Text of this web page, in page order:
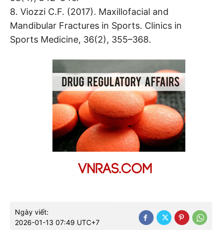
8. Viozzi C.F. (2017). Maxillofacial and
Mandibular Fractures in Sports. Clinics in
Sports Medicine, 36(2), 355–368.
Ngày viết:
2026-01-13 07:49 UTC+7